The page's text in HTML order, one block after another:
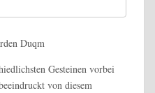
Gesteinen vorbei
von diesem